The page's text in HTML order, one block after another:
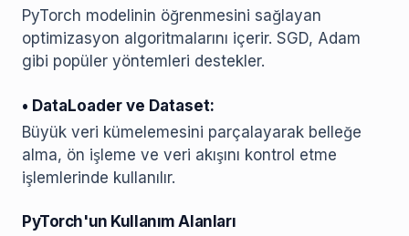
PyTorch modelinin öğrenmesini sağlayan
optimizasyon algoritmalarını içerir. SGD, Adam
gibi popüler yöntemleri destekler.
• DataLoader ve Dataset:
Büyük veri kümelemesini parçalayarak belleğe
alma, ön işleme ve veri akışını kontrol etme
işlemlerinde kullanılır.
PyTorch'un Kullanım Alanları